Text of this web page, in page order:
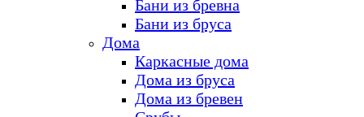
Бани из бревна
Бани из бруса
Дома
Каркасные дома
Дома из бруса
Дома из бревен